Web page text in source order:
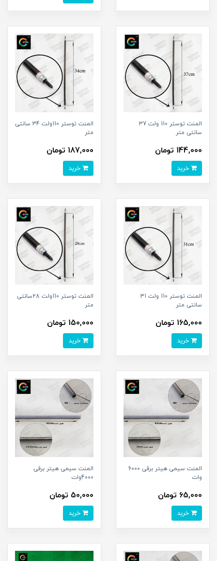
المنت توستر 110 ولت 37
سانتی متر
144,000 تومان
المنت توستر 110ولت 34 سانتی
متر
187,000 تومان
المنت توستر 110 ولت 31
سانتی متر
165,000 تومان
المنت توستر 110ولت 28سانتی
متر
150,000 تومان
المنت سیمی هیتر برقی 6000
وات
65,000 تومان
المنت سیمی هیتر برقی
4000وات
50,000 تومان